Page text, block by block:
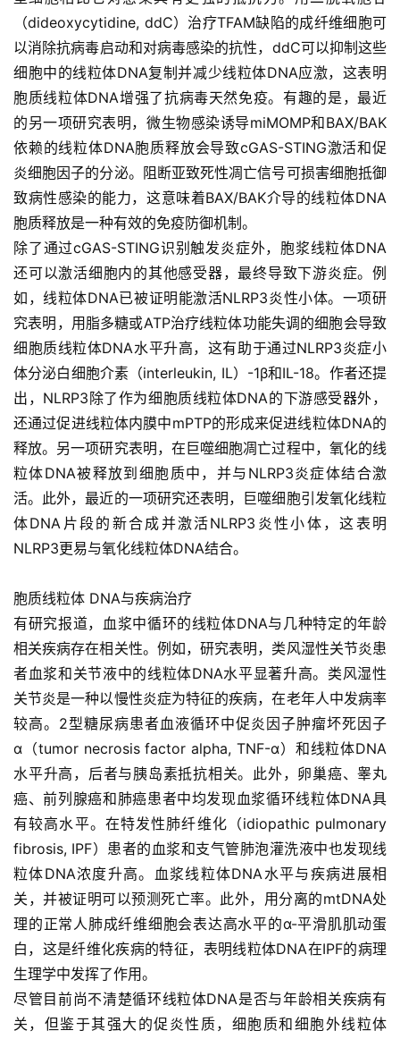
（dideoxycytidine, ddC）治疗TFAM缺陷的成纤维细胞可
以消除抗病毒启动和对病毒感染的抗性，ddC可以抑制这些
细胞中的线粒体DNA复制并减少线粒体DNA应激，这表明
胞质线粒体DNA增强了抗病毒天然免疫。有趣的是，最近
的另一项研究表明，微生物感染诱导miMOMP和BAX/BAK
依赖的线粒体DNA胞质释放会导致cGAS-STING激活和促
炎细胞因子的分泌。阻断亚致死性凋亡信号可损害细胞抵御
致病性感染的能力，这意味着BAX/BAK介导的线粒体DNA
胞质释放是一种有效的免疫防御机制。
除了通过cGAS-STING识别触发炎症外，胞浆线粒体DNA
还可以激活细胞内的其他感受器，最终导致下游炎症。例
如，线粒体DNA已被证明能激活NLRP3炎性小体。一项研
究表明，用脂多糖或ATP治疗线粒体功能失调的细胞会导致
细胞质线粒体DNA水平升高，这有助于通过NLRP3炎症小
体分泌白细胞介素（interleukin, IL）-1β和IL-18。作者还提
出，NLRP3除了作为细胞质线粒体DNA的下游感受器外，
还通过促进线粒体内膜中mPTP的形成来促进线粒体DNA的
释放。另一项研究表明，在巨噬细胞凋亡过程中，氧化的线
粒体DNA被释放到细胞质中，并与NLRP3炎症体结合激
活。此外，最近的一项研究还表明，巨噬细胞引发氧化线粒
体DNA片段的新合成并激活NLRP3炎性小体，这表明
NLRP3更易与氧化线粒体DNA结合。
胞质线粒体 DNA与疾病治疗
有研究报道，血浆中循环的线粒体DNA与几种特定的年龄
相关疾病存在相关性。例如，研究表明，类风湿性关节炎患
者血浆和关节液中的线粒体DNA水平显著升高。类风湿性
关节炎是一种以慢性炎症为特征的疾病，在老年人中发病率
较高。2型糖尿病患者血液循环中促炎因子肿瘤坏死因子
α（tumor necrosis factor alpha, TNF-α）和线粒体DNA
水平升高，后者与胰岛素抵抗相关。此外，卵巢癌、睾丸
癌、前列腺癌和肺癌患者中均发现血浆循环线粒体DNA具
有较高水平。在特发性肺纤维化（idiopathic pulmonary
fibrosis, IPF）患者的血浆和支气管肺泡灌洗液中也发现线
粒体DNA浓度升高。血浆线粒体DNA水平与疾病进展相
关，并被证明可以预测死亡率。此外，用分离的mtDNA处
理的正常人肺成纤维细胞会表达高水平的α-平滑肌肌动蛋
白，这是纤维化疾病的特征，表明线粒体DNA在IPF的病理
生理学中发挥了作用。
尽管目前尚不清楚循环线粒体DNA是否与年龄相关疾病有
关，但鉴于其强大的促炎性质，细胞质和细胞外线粒体